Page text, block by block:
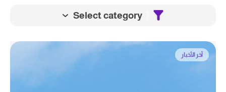
Select category
آخر الأخبار